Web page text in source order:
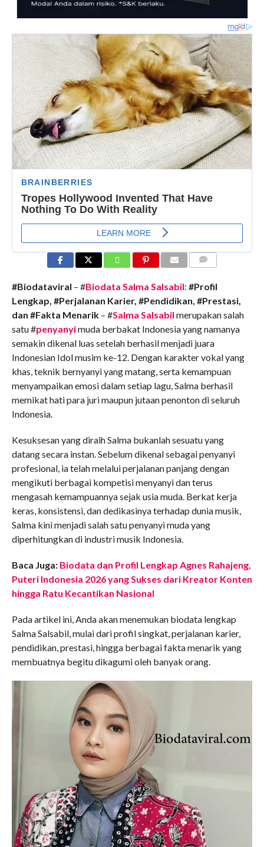
#Biodataviral – #Biodata Salma Salsabil: #Profil
Lengkap, #Perjalanan Karier, #Pendidikan, #Prestasi,
dan #Fakta Menarik– #Salma Salsabil merupakan salah
satu #penyanyimuda berbakat Indonesia yang namanya
semakin dikenal luas setelah berhasil menjadi juara
Indonesian Idol musim ke-12. Dengan karakter vokal yang
khas, teknik bernyanyi yang matang, serta kemampuan
menyampaikan emosi dalam setiap lagu, Salma berhasil
memikat hati para juri maupun jutaan penonton di seluruh
Indonesia.
Kesuksesan yang diraih Salma bukanlah sesuatu yang
datang secara instan. Sebelum dikenal sebagai penyanyi
profesional, ia telah melalui perjalanan panjang dengan
mengikuti berbagai kompetisi menyanyi dan terus
mengasah kemampuannya sejak usia muda. Berkat kerja
keras, konsistensi, dan dedikasinya terhadap dunia musik,
Salma kini menjadi salah satu penyanyi muda yang
diperhitungkan di industri musik Indonesia.
Baca Juga: Biodata dan Profil Lengkap Agnes Rahajeng,
Puteri Indonesia 2026 yang Sukses dari Kreator Konten
hingga Ratu Kecantikan Nasional
Pada artikel ini, Anda akan menemukan biodata lengkap
Salma Salsabil, mulai dari profil singkat, perjalanan karier,
pendidikan, prestasi, hingga berbagai fakta menarik yang
membuatnya begitu dikagumi oleh banyak orang.